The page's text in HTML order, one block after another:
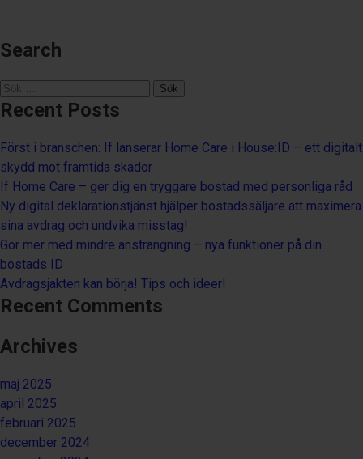
Search
Sök
efter:
Recent Posts
Först i branschen: If lanserar Home Care i House:ID – ett digitalt
skydd mot framtida skador
If Home Care – ger dig en tryggare bostad med personliga råd
Ny digital deklarationstjänst hjälper bostadssäljare att maximera
sina avdrag och undvika misstag!
Gör mer med mindre ansträngning – nya funktioner på din
bostads ID
Avdragsjakten kan börja! Tips och ideer!
Recent Comments
Archives
maj 2025
april 2025
februari 2025
december 2024